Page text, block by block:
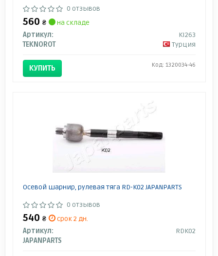
0 отзывов
560 ₴
на складе
Артикул:
KI263
TEKNOROT
Турция
КУПИТЬ Код: 1320034-46
Осевой шарнир, рулевая тяга RD-K02 JAPANPARTS
0 отзывов
540 ₴
срок 2 дн.
Артикул:
RDK02
JAPANPARTS